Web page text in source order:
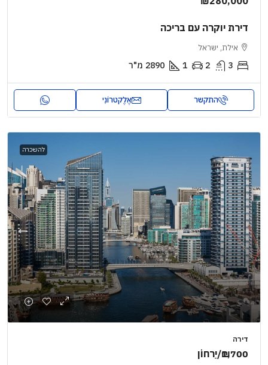
דירת יוקרה עם בריכה
אילת, ישראל
3
2
1
2890 מ"ר
התקשר אֶלֶקטרוֹנִי
להשכרה
דירה
₪1,700/יַרחוֹן